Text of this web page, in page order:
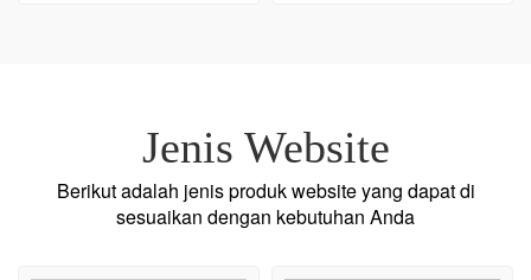
Jenis Website
Berikut adalah jenis produk website yang dapat di
sesuaikan dengan kebutuhan Anda